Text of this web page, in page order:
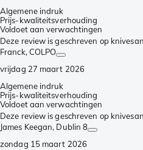
Algemene indruk
Prijs-kwaliteitsverhouding
Voldoet aan verwachtingen
Deze review is geschreven op
Franck, COLPO
vrijdag 27 maart 2026
Algemene indruk
Prijs-kwaliteitsverhouding
Voldoet aan verwachtingen
Deze review is geschreven op
James Keegan, Dublin 8
zondag 15 maart 2026